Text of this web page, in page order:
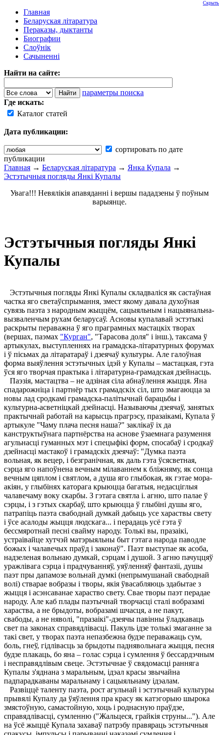
Главная
Беларуская літаратура
Пераказы, дыктанты
Биографии
Слоўнік
Сачыненні
Найти на сайте:
параметры поиска
Где искать:
Каталог статей
Дата публикации:
сортировать по дате
публикации
Скрыть
Главная → Беларуская літаратура → Янка Купала →
Эстэтычныя погляды Янкі Купалы
Увага!!! Невялікія апавяданні і вершы пададзены ў поўным
варыянце.
Эстэтычныя погляды Янкі
Купалы
Эстэтычныя погляды Янкі Купалы складваліся як састаўная
частка яго светаўспрымання, змест якому давала духоўная
сувязь паэта з народным жыццём, сацыяльным і нацыянальна-
вызваленчым рухам беларусаў. Асновы купалавай эстэтыкі
раскрыты пераважна ў яго праграмных мастацкіх творах
(вершах, паэмах "Курган", "Тарасова доля" і інш.), таксама ў
артыкулах, выступленнях на грамадска-літаратурных форумах
і ў пісьмах да літаратараў і дзеячаў культуры. Але галоўная
форма выяўлення эстэтычных ідэй у Купалы – мастацкая, гэта
ўся яго творчая практыка і літаратурна-грамадская дзейнасць.
Паэзія, мастацтва – не адзіная сіла абнаўлення жыцця. Яна
спадарожніца і партнёр тых грамадскіх сіл, што змагаюцца за
новы лад сродкамі грамадска-палітычнай барацьбы і
культурна-асветніцкай дзейнасці. Называючы дзеячаў, занятых
практычнай работай на карысць прагрэсу, празаікамі, Купала ў
артыкуле "Чаму плача песня наша?" заклікаў іх да
канструктыўнага партнёрства на аснове ўзаемнага разумення
агульнасці гуманных мэт і спецыфікі форм, спосабаў і сродкаў
дзейнасці мастакоў і грамадскіх дзеячаў: "Думка паэта
вольная, як вецер, і безгранічная, як даль гэта ўсясветная,
сэрца яго напоўнена вечным мілаваннем к бліжняму, як сонца
вечным цяплом і святлом, а душа яго глыбокая, як гэтае мора-
акіян, у глыбінях каторага крыюцца багатыя, недасціглыя
чалавечаму воку скарбы. З гэтага святла і. агню, што палае ў
сэрцы, і з гэтых скарбаў, што крыюцца ў глыбіні душы яго,
патрапіць паэта свабоднай думкай дабыць усе хараствы свету
і ўсе асалоды жыцця людскага... і перадаць усё гэта ў
бессмяротнай песні свайму народу. Толькі вы, празаікі,
устраівайце хутчэй матэрыяльны быт гэтага народа паводле
божых і чалавечых праўд і законаў". Паэт выступае як асоба,
надзеленая вольнаю думкай, сэрцам і душой. З агню пачуццяў
уражлівага сэрца і прадчуванняў, уяўленняў фантазіі, душы
паэт пры дапамозе вольнай думкі (непрымушанай свабоднай
волі) стварае вобразы і творы, якія ўвасабляюць здабытае з
жыцця і асэнсаванае хараство свету. Свае творы паэт перадае
народу. Але каб плады паэтычнай творчасці сталі вобразамі
хараства, а не брыдоты, вобразамі шчасця, а не пакут,
свабоды, а не няволі, "празаікі"-дзеячы павінны ўладкаваць
свет па законах справядлівасці. Пакуль ідзе толькі змаганне за
такі свет, у творах паэта непазбежна будзе пераважаць сум,
боль, гнеў, гідлівасць за брыдоты паднявольнага жыцця, песня
будзе плакаць, бо яна – голас сэрца і сумлення ў бессардэчным
і несправядлівым свеце. Эстэтычнае ў свядомасці ранняга
Купалы з'яднана з маральным, ідэал красы звычайна
падпарадкаваны маральнаму і сацыяльнаму ідэалам.
Развіццё таленту паэта, рост агульнай і эстэтычнай культуры
прывялі Купалу да ўяўлення пра красу як катэгорыю шырока
змястоўную, самастойную, хоць і роднасную праўдзе,
справядлівасці, сумленню ("Жальцеся, грайкія струны..."). Але
на ўсё жыццё Купала захаваў патрэбу правяраць эстэтычныя